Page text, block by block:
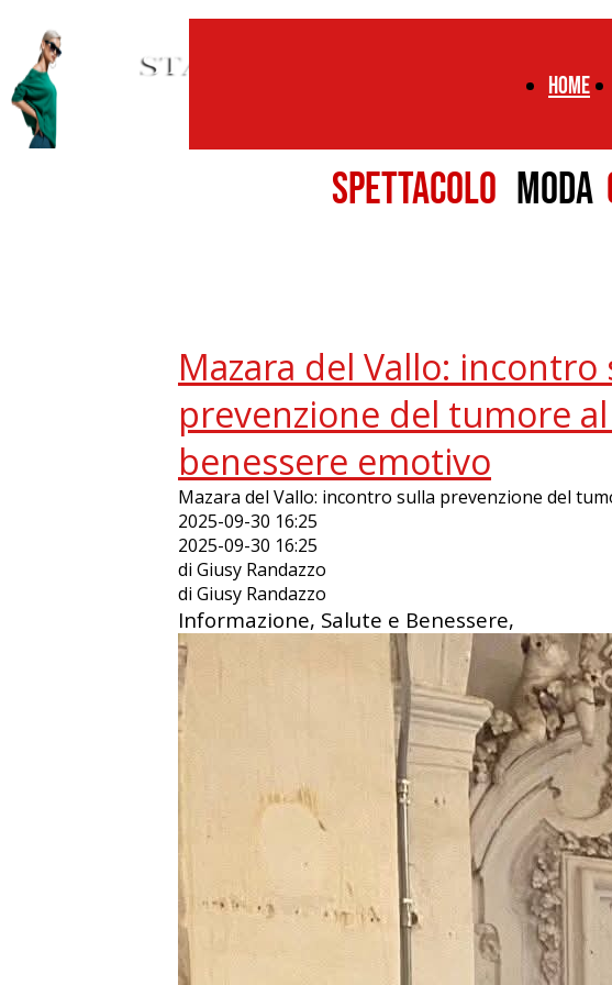
Home
SPETTACOLO MODA
Mazara del Vallo: incontro
prevenzione del tumore
benessere emotivo
Mazara del Vallo: incontro sulla prevenzione del
2025-09-30 16:25
2025-09-30 16:25
di Giusy Randazzo
di Giusy Randazzo
Informazione, Salute e Benessere,